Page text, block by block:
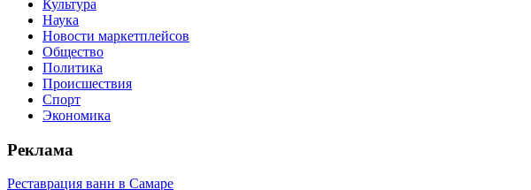
Культура
Наука
Новости маркетплейсов
Общество
Политика
Происшествия
Спорт
Экономика
Реклама
Реставрация ванн в Самаре